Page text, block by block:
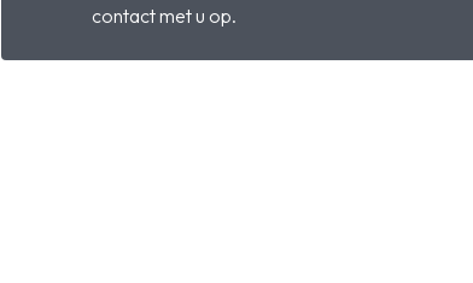
contact met u op.